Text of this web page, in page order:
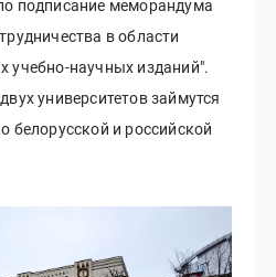
подписание меморандума
в области
учебно-научных изданий".
университетов займутся
белорусской и российской